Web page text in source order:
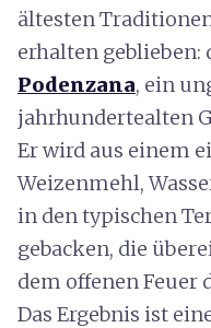
ältesten
erhalten geblieben:
Podenzana, ein
jahrhundertealten
Er wird aus einem
Weizenmehl,
in den typischen
gebacken, die
dem offenen Feuer
Das Ergebnis ist